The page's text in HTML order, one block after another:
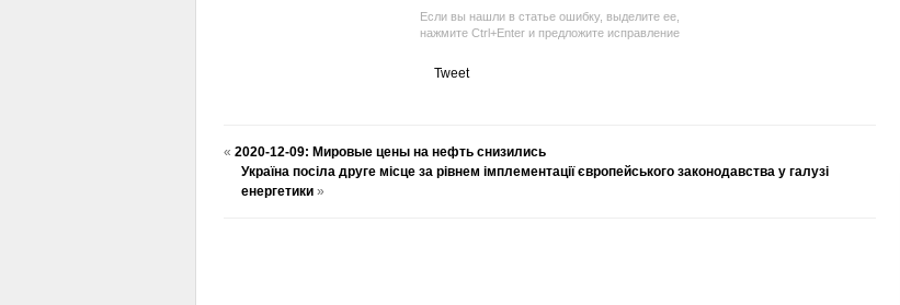
Если вы нашли в статье ошибку, выделите ее,
нажмите Ctrl+Enter и предложите исправление
Tweet
« 2020-12-09: Мировые цены на нефть снизились
Україна посіла друге місце за рівнем імплементації європейського законодавства у галузі
енергетики»